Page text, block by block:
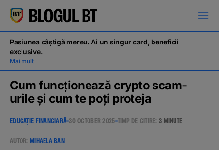
кириллица
Educație financiară
Pasiunea câștigă mereu. Ai un singur card, beneficii
exclusive.
Mai mult
Cum funcționează crypto scam-
urile și cum te poți proteja
EDUCAȚIE FINANCIARĂ 30 OCTOBER 2025 TIMP DE CITIRE:3 MINUTE
AUTOR: MIHAELA BAN